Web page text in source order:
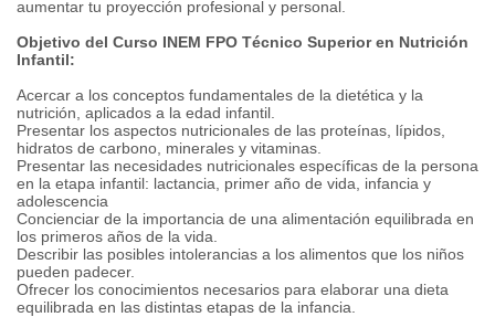
aumentar tu proyección profesional y personal.
Objetivo del Curso INEM FPO Técnico Superior en Nutrición
Infantil:
Acercar a los conceptos fundamentales de la dietética y la
nutrición, aplicados a la edad infantil.
Presentar los aspectos nutricionales de las proteínas, lípidos,
hidratos de carbono, minerales y vitaminas.
Presentar las necesidades nutricionales específicas de la persona
en la etapa infantil: lactancia, primer año de vida, infancia y
adolescencia
Concienciar de la importancia de una alimentación equilibrada en
los primeros años de la vida.
Describir las posibles intolerancias a los alimentos que los niños
pueden padecer.
Ofrecer los conocimientos necesarios para elaborar una dieta
equilibrada en las distintas etapas de la infancia.